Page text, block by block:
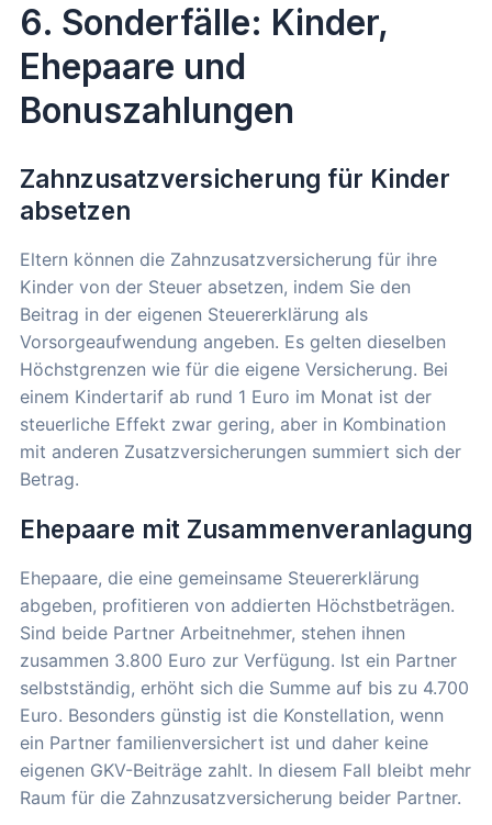
6. Sonderfälle: Kinder,
Ehepaare und
Bonuszahlungen
Zahnzusatzversicherung für Kinder
absetzen
Eltern können die Zahnzusatzversicherung für ihre
Kinder von der Steuer absetzen, indem Sie den
Beitrag in der eigenen Steuererklärung als
Vorsorgeaufwendung angeben. Es gelten dieselben
Höchstgrenzen wie für die eigene Versicherung. Bei
einem Kindertarif ab rund 1 Euro im Monat ist der
steuerliche Effekt zwar gering, aber in Kombination
mit anderen Zusatzversicherungen summiert sich der
Betrag.
Ehepaare mit Zusammenveranlagung
Ehepaare, die eine gemeinsame Steuererklärung
abgeben, profitieren von addierten Höchstbeträgen.
Sind beide Partner Arbeitnehmer, stehen ihnen
zusammen 3.800 Euro zur Verfügung. Ist ein Partner
selbstständig, erhöht sich die Summe auf bis zu 4.700
Euro. Besonders günstig ist die Konstellation, wenn
ein Partner familienversichert ist und daher keine
eigenen GKV-Beiträge zahlt. In diesem Fall bleibt mehr
Raum für die Zahnzusatzversicherung beider Partner.